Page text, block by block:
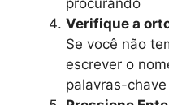
procurando
Verifique a
Se você não
escrever o
palavras-